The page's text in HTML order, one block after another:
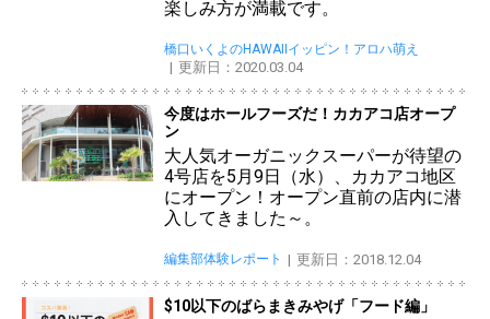
楽しみ方が満載です。
橋口いくよのHAWAIIイッピン！アロハ萌え
更新日：2020.03.04
今度はホールフーズだ！カカアコ店オープ
ン
大人気オーガニックスーパーが待望の
4号店を5月9日（水）、カカアコ地区
にオープン！オープン直前の店内に潜
入してきました～。
編集部体験レポート 更新日：2018.12.04
$10以下のばらまきみやげ「フード編」